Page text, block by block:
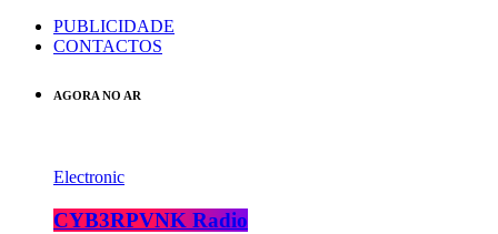
PUBLICIDADE
CONTACTOS
AGORA NO AR
Electronic
CYB3RPVNK Radio